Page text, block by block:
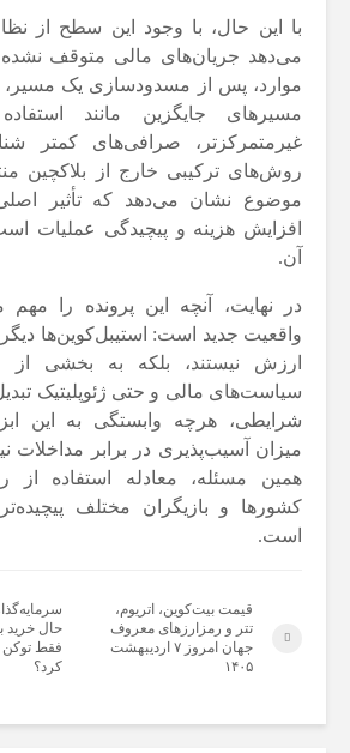
با این حال، با وجود این سطح از
می‌دهد جریان‌های مالی متوقف
موارد، پس از مسدودسازی یک مسیر،
مسیرهای جایگزین مانند
غیرمتمرکزتر، صرافی‌های کمتر
روش‌های ترکیبی خارج از بلاکچین
موضوع نشان می‌دهد که تأثیر اصلی
افزایش هزینه و پیچیدگی عملیات
آن.
در نهایت، آنچه این پرونده را مهم
واقعیت جدید است: استیبل‌کوین‌ها دیگر
ارزش نیستند، بلکه به بخشی از
سیاست‌های مالی و حتی ژئوپلیتیک
شرایطی، هرچه وابستگی به این
میزان آسیب‌پذیری در برابر مداخلات
همین مسئله، معادله استفاده از
کشورها و بازیگران مختلف
است.
قیمت بیت‌کوین، اتریوم،
تتر و رمزارزهای معروف
جهان امروز ۷ اردیبهشت
۱۴۰۵
حال خرید
فقط
کرد؟